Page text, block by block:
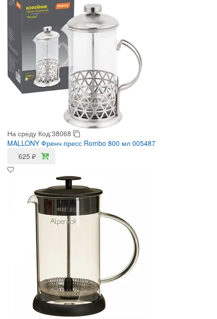
На среду Код:38068
MALLONY Френч пресс Rombo 800 мл 005487
625 ₽